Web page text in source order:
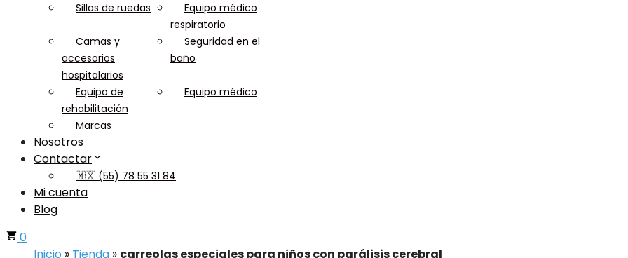
Sillas de ruedas
Equipo médico
respiratorio
Camas y
accesorios
hospitalarios
Seguridad en el
baño
Equipo de
rehabilitación
Equipo médico
Marcas
Nosotros
Contactar
🇲🇽 (55) 78 55 31 84
Mi cuenta
Blog
0
Inicio » Tienda » carreolas especiales para niños con parálisis cerebral